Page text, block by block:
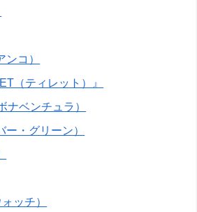
コ）
（ティレット）』
ナベンチュラ）
・グリーン）
ッチ）